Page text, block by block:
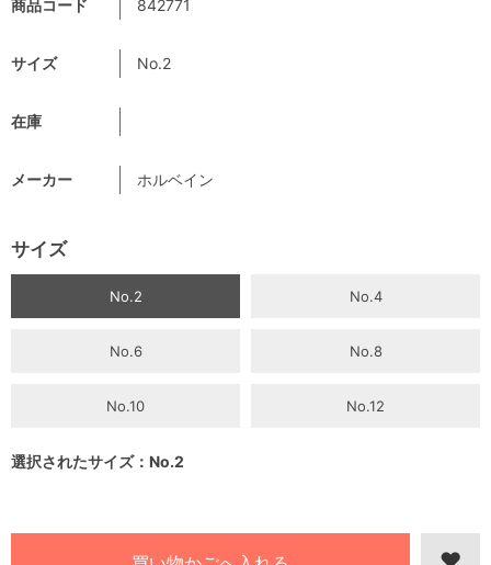
商品コード 842771
サイズ No.2
在庫
メーカー ホルベイン
サイズ
No.2 No.4
No.6 No.8
No.10 No.12
選択されたサイズ：No.2